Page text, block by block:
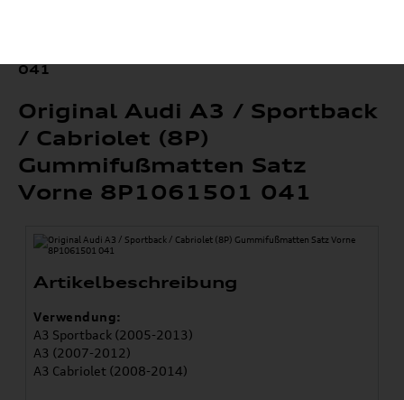
041
Original Audi A3 / Sportback
/ Cabriolet (8P)
Gummifußmatten Satz
Vorne 8P1061501 041
Artikelbeschreibung
Verwendung:
A3 Sportback (2005-2013)
A3 (2007-2012)
A3 Cabriolet (2008-2014)